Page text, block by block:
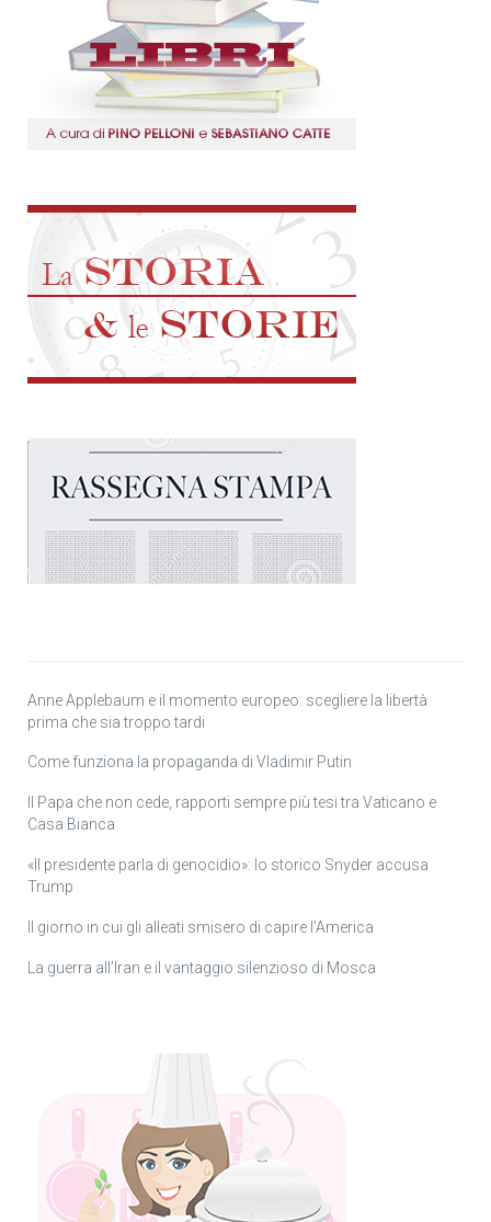
Anne Applebaum e il momento europeo: scegliere la libertà
prima che sia troppo tardi
Come funziona la propaganda di Vladimir Putin
Il Papa che non cede, rapporti sempre più tesi tra Vaticano e
Casa Bianca
«Il presidente parla di genocidio»: lo storico Snyder accusa
Trump
Il giorno in cui gli alleati smisero di capire l’America
La guerra all’Iran e il vantaggio silenzioso di Mosca